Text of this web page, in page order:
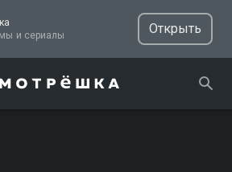
ТВ, фильмы и сериалы
Открыть